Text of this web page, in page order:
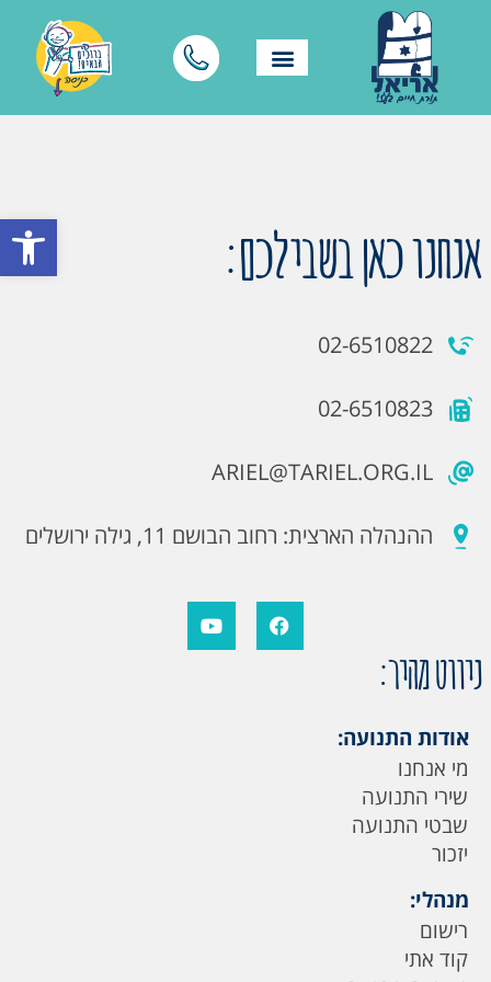
פתח אנחנו כאן בשבילכם:
02-6510822
02-6510823
ARIEL@TARIEL.ORG.IL
ההנהלה הארצית: רחוב הבושם 11, גילה ירושלים
ניווט מהיר:
אודות התנועה:
מי אנחנו
שירי התנועה
שבטי התנועה
יזכור
מנהלי:
רישום
קוד אתי